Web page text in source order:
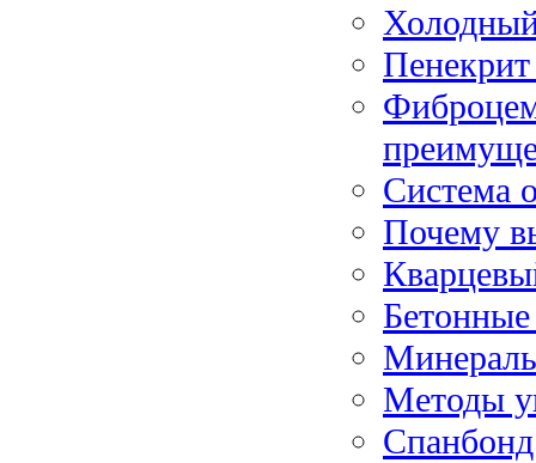
Холодный
Пенекрит
Система
Почему
Бетонные
Методы